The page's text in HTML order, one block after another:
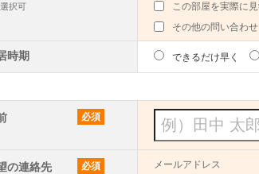
択可
この部屋を実際に
その他の問い合わ
時期 できるだけ早く
必須
の連絡先 必須 メールアドレス